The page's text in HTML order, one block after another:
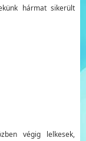
hármat sikerült
végig lelkesek,